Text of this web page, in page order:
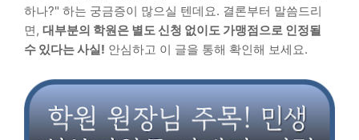
하나?" 하는 궁금증이 많으실 텐데요. 결론부터 말씀드리
면, 대부분의 학원은 별도 신청 없이도 가맹점으로 인정될
수 있다는 사실! 안심하고 이 글을 통해 확인해 보세요.